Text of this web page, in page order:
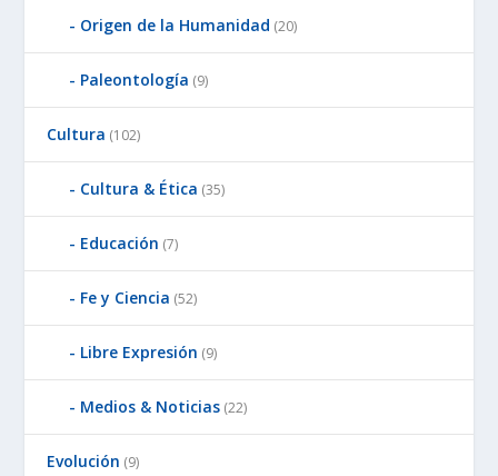
Origen de la Humanidad (20)
Paleontología (9)
Cultura (102)
Cultura & Ética (35)
Educación (7)
Fe y Ciencia (52)
Libre Expresión (9)
Medios & Noticias (22)
Evolución (9)